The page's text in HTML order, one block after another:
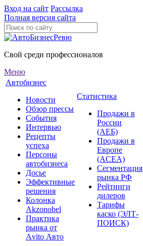
Вход на сайт Рассылка
Полная версия сайта
Свой среди профессионалов
Меню
Автобизнес
Новости
Обзор прессы
События
Интервью
Рецепты
успеха
Персоны
автобизнеса
Досье
Эффективные
решения
Колонка
Akzonobel
Практика
рынка от
Аvito Авто
Статистика
Продажи в
России
(АЕБ)
Продажи в
Европе
(ACEA)
Сегментация
рынка РФ
Рейтинги
дилеров
Тарифы
каско (ЭЛТ-
ПОИСК)